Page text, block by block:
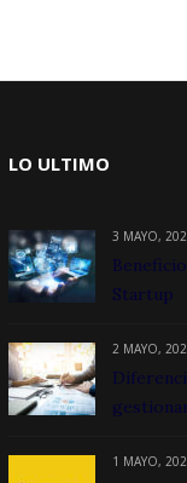
LO ULTIMO
3 MAYO,
Startup
2 MAYO,
1 MAYO,